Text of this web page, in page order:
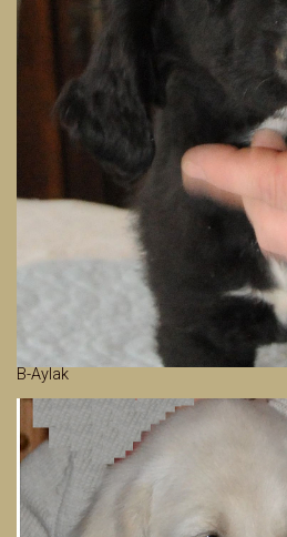
B-Aylak